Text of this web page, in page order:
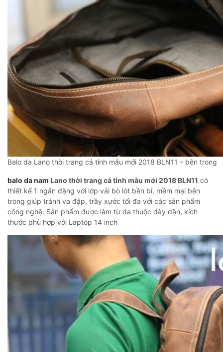
Balo da Lano thời trang cá tính mẫu mới 2018 BLN11 – bên trong
balo da nam Lano thời trang cá tính mẫu mới 2018 BLN11 có
thiết kế 1 ngăn đặng với lớp vải bò lót bền bỉ, mềm mại bên
trong giúp tránh va đập, trầy xước tối đa với các sản phẩm
công nghệ. Sản phẩm được làm từ da thuộc dày dặn, kích
thước phù hợp với Laptop 14 inch